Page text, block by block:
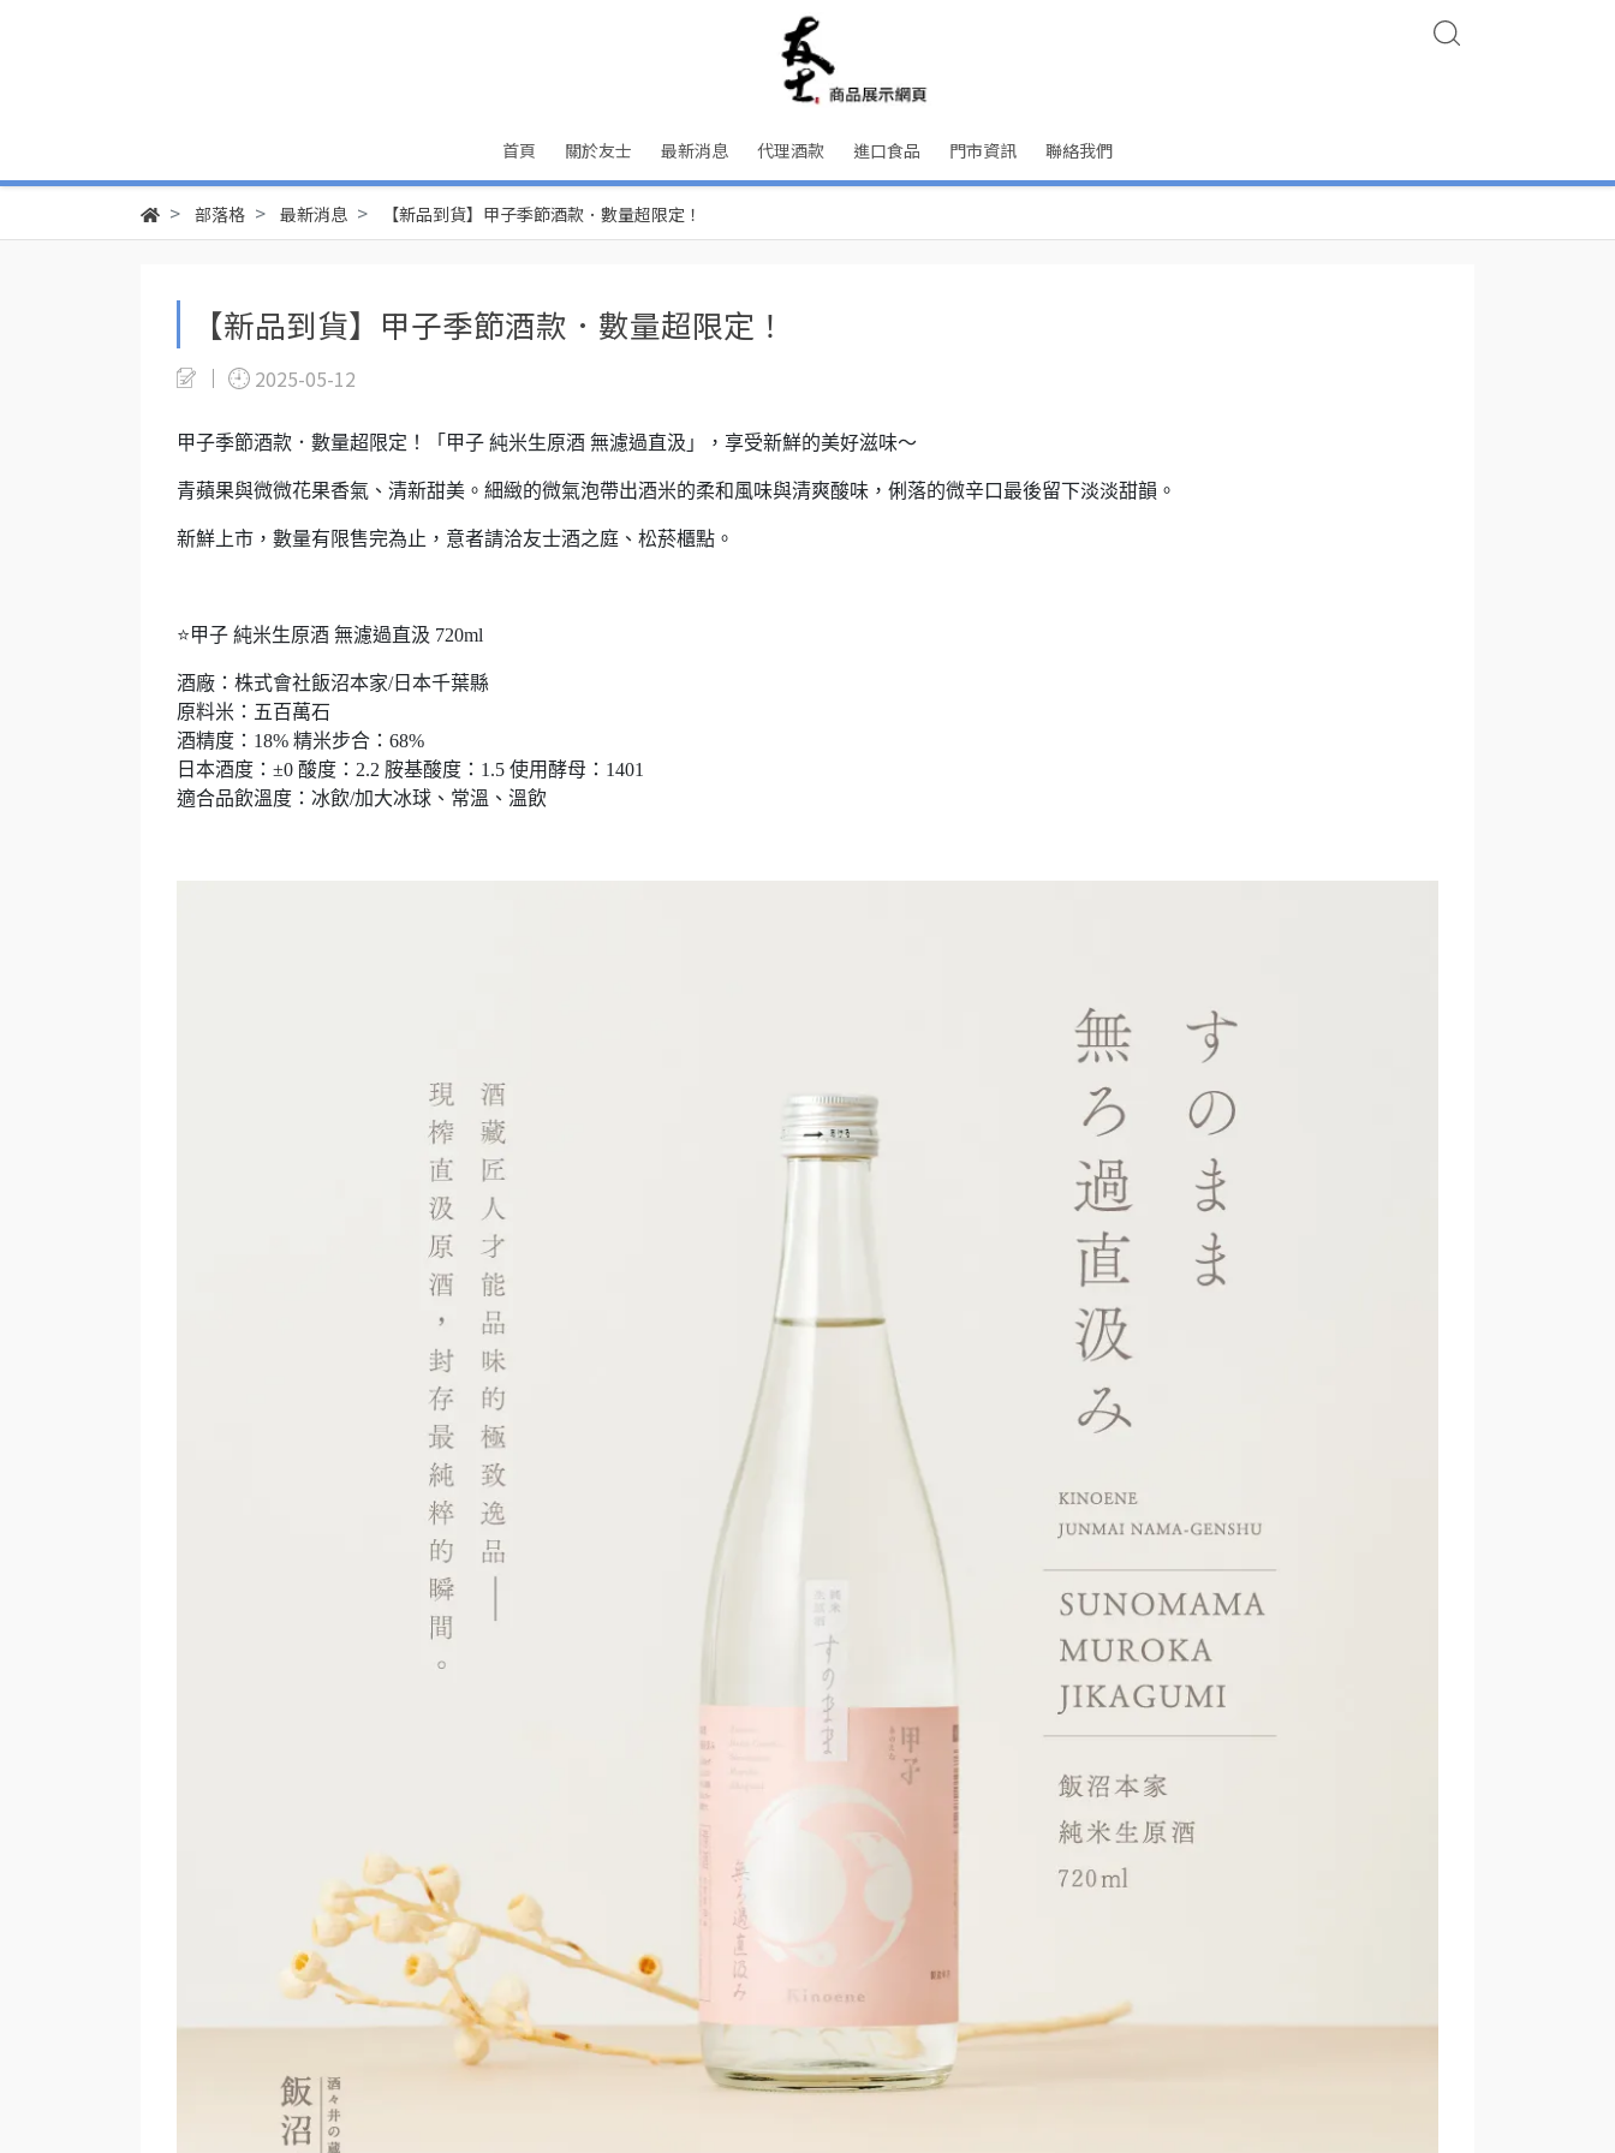
首頁 關於友士 最新消息 代理酒款 進口食品 門市資訊 聯絡我們
部落格 最新消息 【新品到貨】甲子季節酒款．數量超限定！
【新品到貨】甲子季節酒款．數量超限定！
2025-05-12
甲子季節酒款．數量超限定！「甲子 純米生原酒 無濾過直汲」，享受新鮮的美好滋味～
青蘋果與微微花果香氣、清新甜美。細緻的微氣泡帶出酒米的柔和風味與清爽酸味，俐落的微辛口最後留下淡淡甜韻。
新鮮上市，數量有限售完為止，意者請洽友士酒之庭、松菸櫃點。
⭐甲子 純米生原酒 無濾過直汲 720ml
酒廠：株式會社飯沼本家/日本千葉縣
原料米：五百萬石
酒精度：18% 精米步合：68%
日本酒度：±0 酸度：2.2 胺基酸度：1.5 使用酵母：1401
適合品飲溫度：冰飲/加大冰球、常溫、溫飲